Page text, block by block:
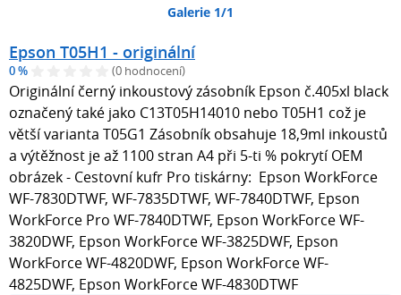
Galerie 1/1
Epson T05H1 - originální
0 % (0 hodnocení)
Originální černý inkoustový zásobník Epson č.405xl black
označený také jako C13T05H14010 nebo T05H1 což je
větší varianta T05G1 Zásobník obsahuje 18,9ml inkoustů
a výtěžnost je až 1100 stran A4 při 5-ti % pokrytí OEM
obrázek - Cestovní kufr Pro tiskárny: Epson WorkForce
WF-7830DTWF, WF-7835DTWF, WF-7840DTWF, Epson
WorkForce Pro WF-7840DTWF, Epson WorkForce WF-
3820DWF, Epson WorkForce WF-3825DWF, Epson
WorkForce WF-4820DWF, Epson WorkForce WF-
4825DWF, Epson WorkForce WF-4830DTWF